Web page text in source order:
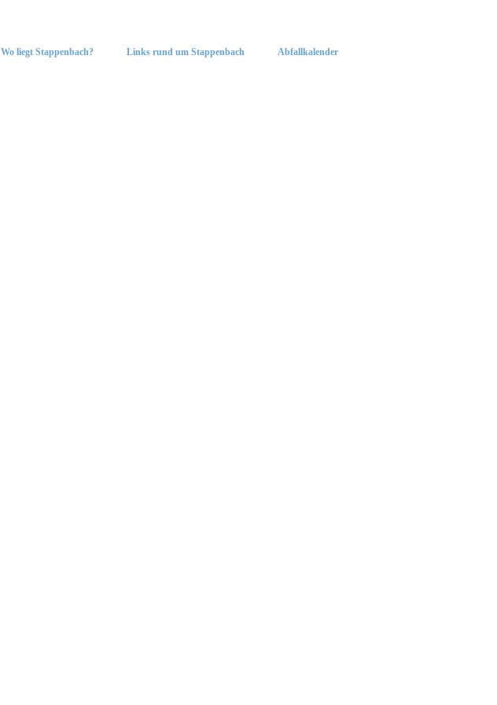
Wo liegt Stappenbach? Links rund um Stappenbach Abfallkalender